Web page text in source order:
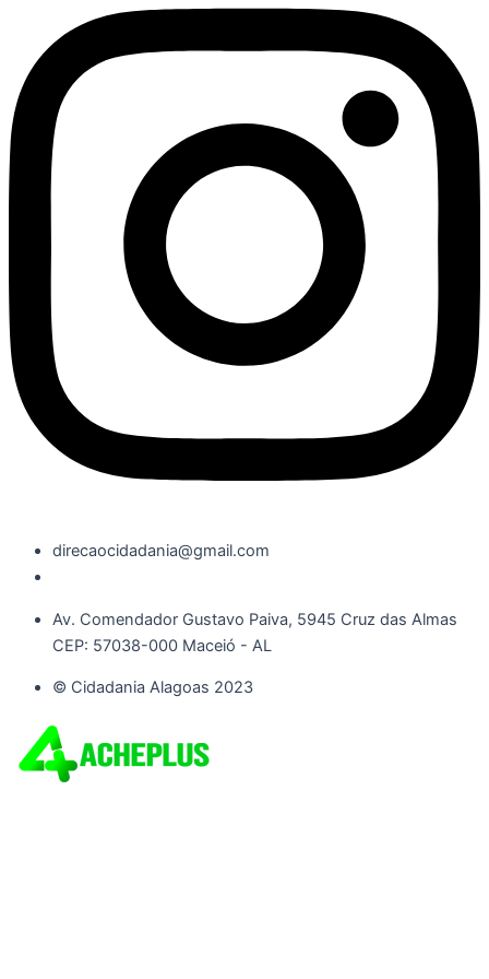
direcaocidadania@gmail.com
Av. Comendador Gustavo Paiva, 5945 Cruz das Almas
CEP: 57038-000 Maceió - AL
© Cidadania Alagoas 2023